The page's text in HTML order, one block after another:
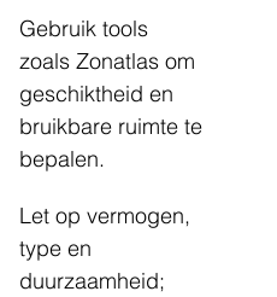
Gebruik tools
zoals Zonatlas om
geschiktheid en
bruikbare ruimte te
bepalen.
Let op vermogen,
type en
duurzaamheid;